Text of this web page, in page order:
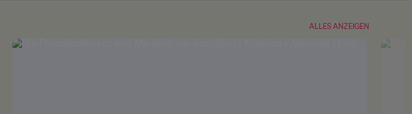
ALLES ANZEIGEN